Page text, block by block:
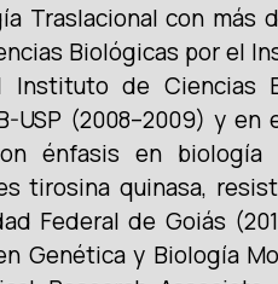
Traslacional con más
Biológicas por el
de Ciencias
USP (2008–2009) y
con énfasis en
tirosina quinasa,
Federal de Goiás
Genética y Biología